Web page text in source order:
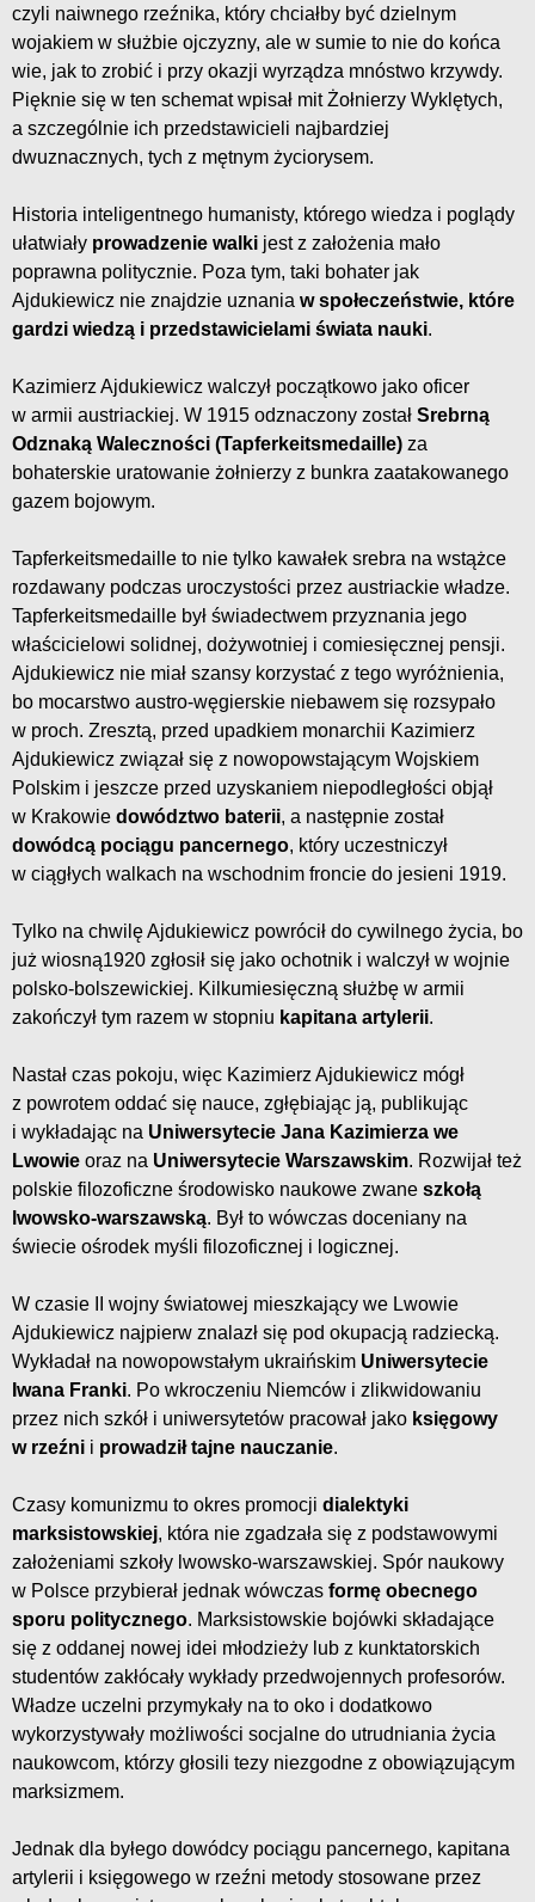
czyli naiwnego rzeźnika, który chciałby być dzielnym
wojakiem w służbie ojczyzny, ale w sumie to nie do końca
wie, jak to zrobić i przy okazji wyrządza mnóstwo krzywdy.
Pięknie się w ten schemat wpisał mit Żołnierzy Wyklętych,
a szczególnie ich przedstawicieli najbardziej
dwuznacznych, tych z mętnym życiorysem.
Historia inteligentnego humanisty, którego wiedza i poglądy
ułatwiały prowadzenie walki jest z założenia mało
poprawna politycznie. Poza tym, taki bohater jak
Ajdukiewicz nie znajdzie uznania w społeczeństwie, które
gardzi wiedzą i przedstawicielami świata nauki.
Kazimierz Ajdukiewicz walczył początkowo jako oficer
w armii austriackiej. W 1915 odznaczony został Srebrną
Odznaką Waleczności (Tapferkeitsmedaille) za
bohaterskie uratowanie żołnierzy z bunkra zaatakowanego
gazem bojowym.
Tapferkeitsmedaille to nie tylko kawałek srebra na wstążce
rozdawany podczas uroczystości przez austriackie władze.
Tapferkeitsmedaille był świadectwem przyznania jego
właścicielowi solidnej, dożywotniej i comiesięcznej pensji.
Ajdukiewicz nie miał szansy korzystać z tego wyróżnienia,
bo mocarstwo austro-węgierskie niebawem się rozsypało
w proch. Zresztą, przed upadkiem monarchii Kazimierz
Ajdukiewicz związał się z nowopowstającym Wojskiem
Polskim i jeszcze przed uzyskaniem niepodległości objął
w Krakowie dowództwo baterii, a następnie został
dowódcą pociągu pancernego, który uczestniczył
w ciągłych walkach na wschodnim froncie do jesieni 1919.
Tylko na chwilę Ajdukiewicz powrócił do cywilnego życia, bo
już wiosną1920 zgłosił się jako ochotnik i walczył w wojnie
polsko-bolszewickiej. Kilkumiesięczną służbę w armii
zakończył tym razem w stopniu kapitana artylerii.
Nastał czas pokoju, więc Kazimierz Ajdukiewicz mógł
z powrotem oddać się nauce, zgłębiając ją, publikując
i wykładając na Uniwersytecie Jana Kazimierza we
Lwowie oraz na Uniwersytecie Warszawskim. Rozwijał też
polskie filozoficzne środowisko naukowe zwane szkołą
lwowsko-warszawską. Był to wówczas doceniany na
świecie ośrodek myśli filozoficznej i logicznej.
W czasie II wojny światowej mieszkający we Lwowie
Ajdukiewicz najpierw znalazł się pod okupacją radziecką.
Wykładał na nowopowstałym ukraińskim Uniwersytecie
Iwana Franki. Po wkroczeniu Niemców i zlikwidowaniu
przez nich szkół i uniwersytetów pracował jako księgowy
w rzeźni i prowadził tajne nauczanie.
Czasy komunizmu to okres promocji dialektyki
marksistowskiej, która nie zgadzała się z podstawowymi
założeniami szkoły lwowsko-warszawskiej. Spór naukowy
w Polsce przybierał jednak wówczas formę obecnego
sporu politycznego. Marksistowskie bojówki składające
się z oddanej nowej idei młodzieży lub z kunktatorskich
studentów zakłócały wykłady przedwojennych profesorów.
Władze uczelni przymykały na to oko i dodatkowo
wykorzystywały możliwości socjalne do utrudniania życia
naukowcom, którzy głosili tezy niezgodne z obowiązującym
marksizmem.
Jednak dla byłego dowódcy pociągu pancernego, kapitana
artylerii i księgowego w rzeźni metody stosowane przez